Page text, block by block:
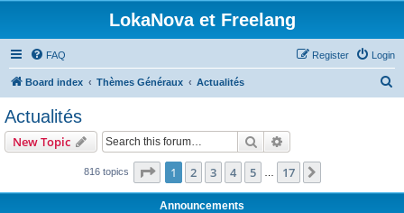
LokaNova et Freelang
FAQ Login
Register
Board index Thèmes Généraux Actualités
Actualités
New Topic Search
816 topics Page 1of 17
1 2 3 4 5 17
Announcements